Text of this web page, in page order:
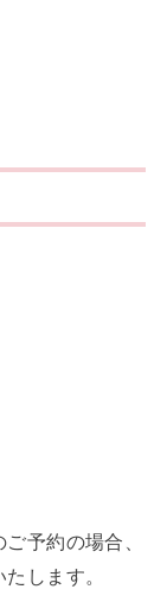
予約の場合、
します。